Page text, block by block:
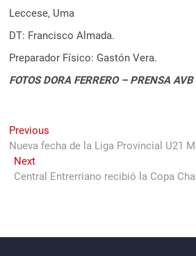
Leccese, Uma
DT: Francisco Almada.
Preparador Físico: Gastón Vera.
FOTOS DORA FERRERO – PRENSA AVB
Navegación
de
entradas
Previous
post:
Nueva fecha de la Liga Provincial U21
NextNext
post:
Central Entrerriano recibió la Copa